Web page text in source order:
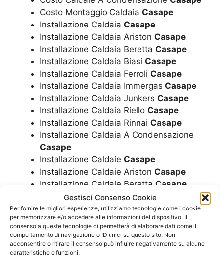
Gestisci Consenso Cookie
Per fornire le migliori esperienze, utilizziamo tecnologie come i cookie
per memorizzare e/o accedere alle informazioni del dispositivo. Il
consenso a queste tecnologie ci permetterà di elaborare dati come il
comportamento di navigazione o ID unici su questo sito. Non
acconsentire o ritirare il consenso può influire negativamente su alcune
caratteristiche e funzioni.
Costo Montaggio Caldaia Casape
Installazione Caldaia Casape
Installazione Caldaia Ariston Casape
Installazione Caldaia Beretta Casape
Installazione Caldaia Biasi Casape
Installazione Caldaia Ferroli Casape
Installazione Caldaia Immergas Casape
Installazione Caldaia Junkers Casape
Installazione Caldaia Riello Casape
Installazione Caldaia Rinnai Casape
Installazione Caldaia A Condensazione
Casape
Installazione Caldaie Casape
Installazione Caldaie Ariston Casape
Installazione Caldaie Beretta Casape
Installazione Caldaie BiasiCasape
Installazione Caldaie FerroliCasape
Installazione Caldaie ImmergasCasape
Installazione Caldaie JunkersCasape
Installazione Caldaie RielloCasape
Installazione Caldaie Rinnai